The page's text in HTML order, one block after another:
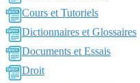
Cours et Tutoriels
Dictionnaires et Glossaires
Documents et Essais
Droit